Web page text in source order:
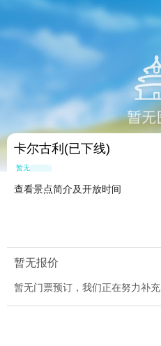
卡尔古利(已下线)
暂无点评
查看景点简介及开放时间
暂无报价
暂无门票预订，我们正在努力补充